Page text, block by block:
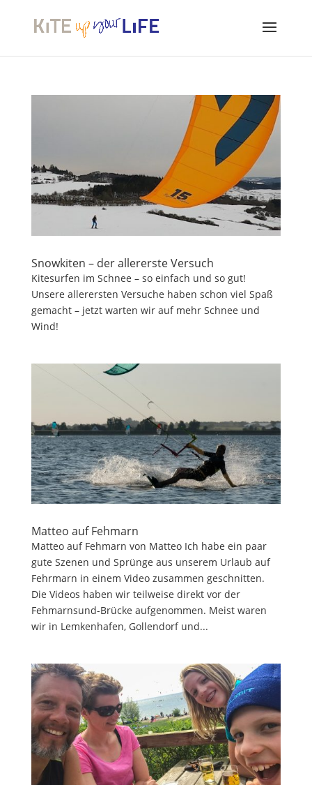
Snowkiten – der allererste Versuch
Kitesurfen im Schnee – so einfach und so gut!
Unsere allerersten Versuche haben schon viel Spaß
gemacht – jetzt warten wir auf mehr Schnee und
Wind!
Matteo auf Fehmarn
Matteo auf Fehmarn von Matteo Ich habe ein paar
gute Szenen und Sprünge aus unserem Urlaub auf
Fehrmarn in einem Video zusammen geschnitten.
Die Videos haben wir teilweise direkt vor der
Fehmarnsund-Brücke aufgenommen. Meist waren
wir in Lemkenhafen, Gollendorf und...